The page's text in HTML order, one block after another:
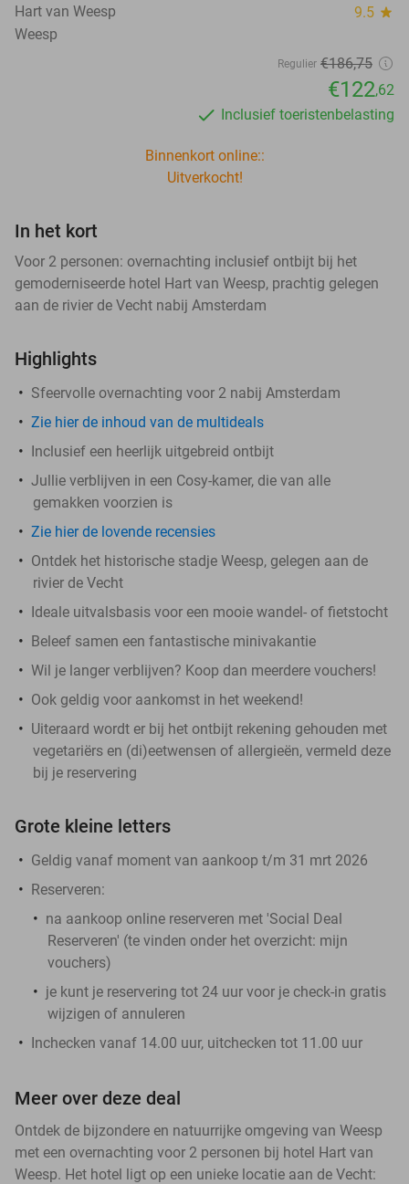
Hart van Weesp 9.5 star
Weesp
Regulier €186,75
€122,62
Inclusief toeristenbelasting
Binnenkort online::
Uitverkocht!
In het kort
Voor 2 personen: overnachting inclusief ontbijt bij het
gemoderniseerde hotel Hart van Weesp, prachtig gelegen
aan de rivier de Vecht nabij Amsterdam
Highlights
Sfeervolle overnachting voor 2 nabij Amsterdam
Zie hier de inhoud van de multideals
Inclusief een heerlijk uitgebreid ontbijt
Jullie verblijven in een Cosy-kamer, die van alle
gemakken voorzien is
Zie hier de lovende recensies
Ontdek het historische stadje Weesp, gelegen aan de
rivier de Vecht
Ideale uitvalsbasis voor een mooie wandel- of fietstocht
Beleef samen een fantastische minivakantie
Wil je langer verblijven? Koop dan meerdere vouchers!
Ook geldig voor aankomst in het weekend!
Uiteraard wordt er bij het ontbijt rekening gehouden met
vegetariërs en (di)eetwensen of allergieën, vermeld deze
bij je reservering
Grote kleine letters
Geldig vanaf moment van aankoop t/m 31 mrt 2026
Reserveren:
na aankoop online reserveren met 'Social Deal
Reserveren' (te vinden onder het overzicht: mijn
vouchers)
je kunt je reservering tot 24 uur voor je check-in gratis
wijzigen of annuleren
Inchecken vanaf 14.00 uur, uitchecken tot 11.00 uur
Meer over deze deal
Ontdek de bijzondere en natuurrijke omgeving van Weesp
met een overnachting voor 2 personen bij hotel Hart van
Weesp. Het hotel ligt op een unieke locatie aan de Vecht: